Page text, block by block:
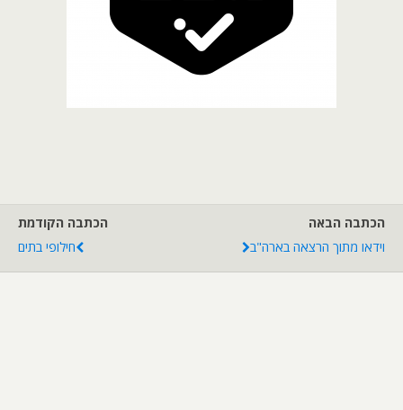
הכתבה הקודמת
חילופי בתים
הכתבה הבאה
וידאו מתוך הרצאה בארה"ב